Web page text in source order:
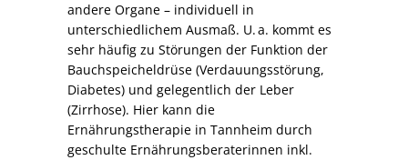
andere Organe – individuell in
unterschiedlichem Ausmaß. U. a. kommt es
sehr häufig zu Störungen der Funktion der
Bauchspeicheldrüse (Verdauungsstörung,
Diabetes) und gelegentlich der Leber
(Zirrhose). Hier kann die
Ernährungstherapie in Tannheim durch
geschulte Ernährungsberaterinnen inkl.